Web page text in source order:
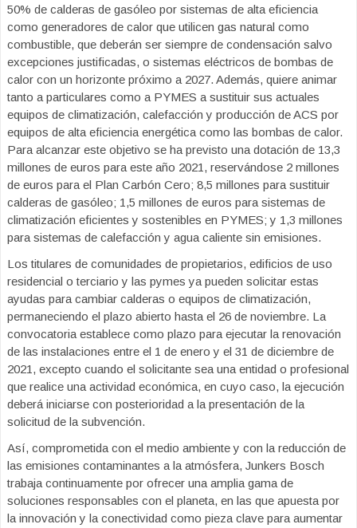
50% de calderas de gasóleo por sistemas de alta eficiencia
como generadores de calor que utilicen gas natural como
combustible, que deberán ser siempre de condensación salvo
excepciones justificadas, o sistemas eléctricos de bombas de
calor con un horizonte próximo a 2027. Además, quiere animar
tanto a particulares como a PYMES a sustituir sus actuales
equipos de climatización, calefacción y producción de ACS por
equipos de alta eficiencia energética como las bombas de calor.
Para alcanzar este objetivo se ha previsto una dotación de 13,3
millones de euros para este año 2021, reservándose 2 millones
de euros para el Plan Carbón Cero; 8,5 millones para sustituir
calderas de gasóleo; 1,5 millones de euros para sistemas de
climatización eficientes y sostenibles en PYMES; y 1,3 millones
para sistemas de calefacción y agua caliente sin emisiones.
Los titulares de comunidades de propietarios, edificios de uso
residencial o terciario y las pymes ya pueden solicitar estas
ayudas para cambiar calderas o equipos de climatización,
permaneciendo el plazo abierto hasta el 26 de noviembre. La
convocatoria establece como plazo para ejecutar la renovación
de las instalaciones entre el 1 de enero y el 31 de diciembre de
2021, excepto cuando el solicitante sea una entidad o profesional
que realice una actividad económica, en cuyo caso, la ejecución
deberá iniciarse con posterioridad a la presentación de la
solicitud de la subvención.
Así, comprometida con el medio ambiente y con la reducción de
las emisiones contaminantes a la atmósfera, Junkers Bosch
trabaja continuamente por ofrecer una amplia gama de
soluciones responsables con el planeta, en las que apuesta por
la innovación y la conectividad como pieza clave para aumentar